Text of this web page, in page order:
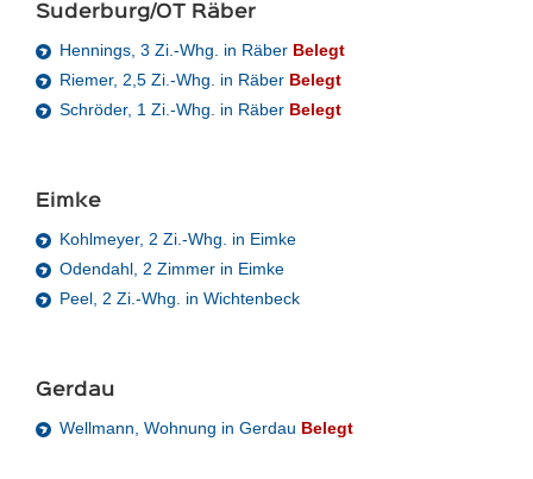
Suderburg/OT Räber
Hennings, 3 Zi.-Whg. in Räber Belegt
Riemer, 2,5 Zi.-Whg. in Räber Belegt
Schröder, 1 Zi.-Whg. in Räber Belegt
Eimke
Kohlmeyer, 2 Zi.-Whg. in Eimke
Odendahl, 2 Zimmer in Eimke
Peel, 2 Zi.-Whg. in Wichtenbeck
Gerdau
Wellmann, Wohnung in Gerdau Belegt